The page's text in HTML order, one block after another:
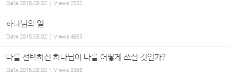
Date2015.08.02 Views2532
하나님의 일
Date2015.08.02 Views4863
나를 선택하신 하나님이 나를 어떻게 쓰실 것인가?
Date2015.08.02 Views3366